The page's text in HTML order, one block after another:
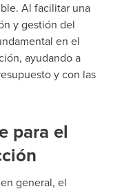
Al facilitar una
y gestión del
en el
ayudando a
y con las
para el
general, el